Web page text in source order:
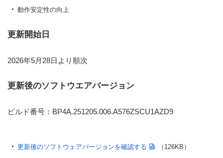
動作安定性の向上
更新開始日
2026年5月28日より順次
更新後のソフトウエアバージョン
ビルド番号：BP4A.251205.006.A576ZSCU1AZD9
更新後のソフトウェアバージョンを確認する （126KB）